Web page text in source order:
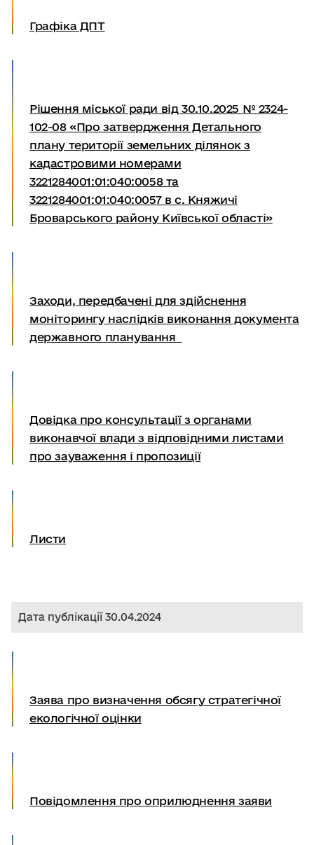
Графіка ДПТ
Рішення міської ради від 30.10.2025 № 2324-
102-08 «Про затвердження Детального
плану території земельних ділянок з
кадастровими номерами
3221284001:01:040:0058 та
3221284001:01:040:0057 в с. Княжичі
Броварського району Київської області»
Заходи, передбачені для здійснення
моніторингу наслідків виконання документа
державного планування
Довідка про консультації з органами
виконавчої влади з відповідними листами
про зауваження і пропозиції
Листи
Дата публікації 30.04.2024
Заява про визначення обсягу стратегічної
екологічної оцінки
Повідомлення про оприлюднення заяви